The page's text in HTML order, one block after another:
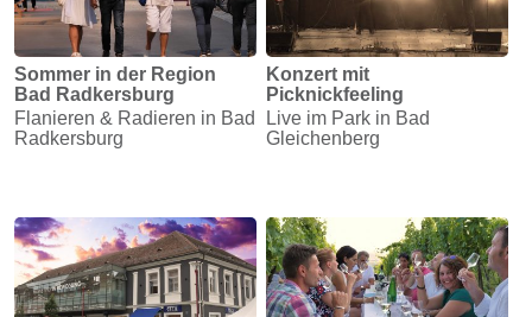
Sport
Info
Alltagsgeschichten
Energie
Schnöll
gfrogt
Sommer in der Region
Bad Radkersburg
Flanieren & Radieren in Bad
Radkersburg
Konzert mit
Picknickfeeling
Live im Park in Bad
Gleichenberg